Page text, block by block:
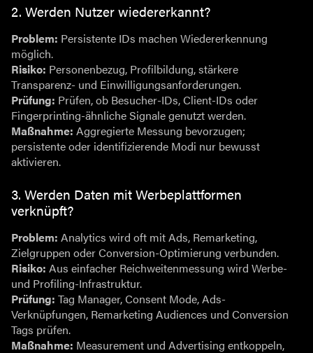
2. Werden Nutzer wiedererkannt?
Problem: Persistente IDs machen Wiedererkennung
möglich.
Risiko: Personenbezug, Profilbildung, stärkere
Transparenz- und Einwilligungsanforderungen.
Prüfung: Prüfen, ob Besucher-IDs, Client-IDs oder
Fingerprinting-ähnliche Signale genutzt werden.
Maßnahme: Aggregierte Messung bevorzugen;
persistente oder identifizierende Modi nur bewusst
aktivieren.
3. Werden Daten mit Werbeplattformen
verknüpft?
Problem: Analytics wird oft mit Ads, Remarketing,
Zielgruppen oder Conversion-Optimierung verbunden.
Risiko: Aus einfacher Reichweitenmessung wird Werbe-
und Profiling-Infrastruktur.
Prüfung: Tag Manager, Consent Mode, Ads-
Verknüpfungen, Remarketing Audiences und Conversion
Tags prüfen.
Maßnahme: Measurement und Advertising entkoppeln,